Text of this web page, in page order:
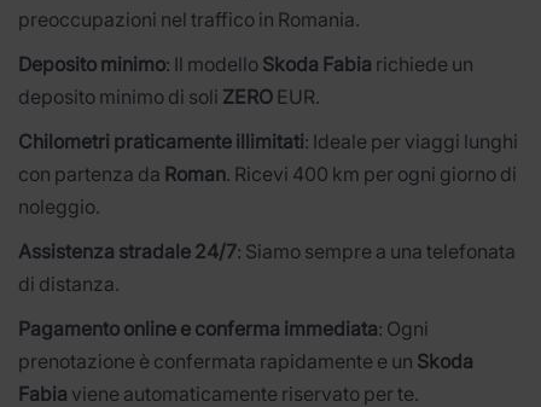
preoccupazioni nel traffico in Romania.
Deposito minimo: Il modello Skoda Fabia richiede un
deposito minimo di soli ZERO EUR.
Chilometri praticamente illimitati: Ideale per viaggi lunghi
con partenza da Roman. Ricevi 400 km per ogni giorno di
noleggio.
Assistenza stradale 24/7: Siamo sempre a una telefonata
di distanza.
Pagamento online e conferma immediata: Ogni
prenotazione è confermata rapidamente e un Skoda
Fabia viene automaticamente riservato per te.